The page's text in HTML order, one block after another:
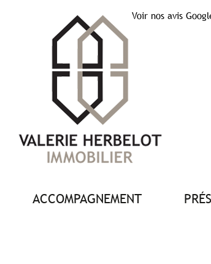
Voir nos avis
ACCOMPAGNEMENT